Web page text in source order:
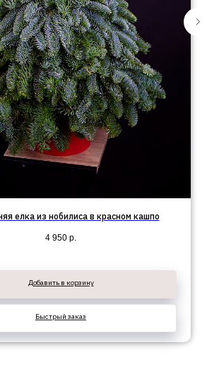
елка из нобилиса в красном кашпо
4 950 р.
Добавить в корзину
Быстрый заказ